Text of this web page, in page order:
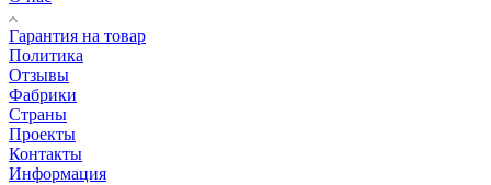
Гарантия на товар
Политика
Отзывы
Фабрики
Страны
Проекты
Контакты
Информация